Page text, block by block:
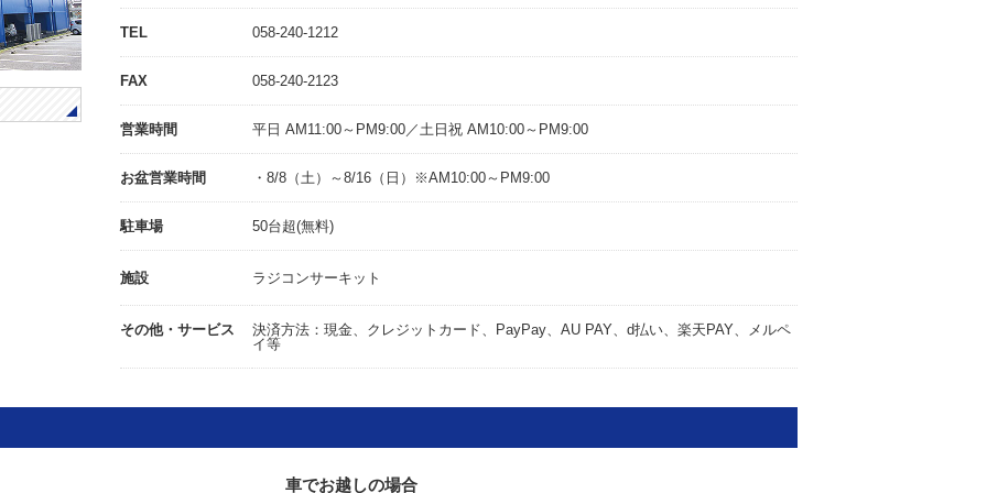
TEL 058-240-1212
FAX 058-240-2123
営業時間 平日 AM11:00～PM9:00／土日祝 AM10:00～PM9:00
お盆営業時間 ・8/8（土）～8/16（日）※AM10:00～PM9:00
駐車場 50台超(無料)
施設 ラジコンサーキット
その他・サービス
決済方法：現金、クレジットカード、PayPay、AU PAY、d払い、楽天PAY、メルペ
イ等
車でお越しの場合